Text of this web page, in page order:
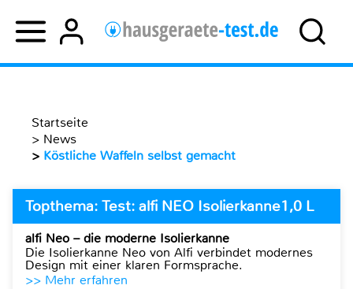
Startseite
> News
> Köstliche Waffeln selbst gemacht
Topthema: Test: alfi NEO Isolierkanne1,0 L
alfi Neo – die moderne Isolierkanne
Die Isolierkanne Neo von Alfi verbindet modernes
Design mit einer klaren Formsprache.
>> Mehr erfahren